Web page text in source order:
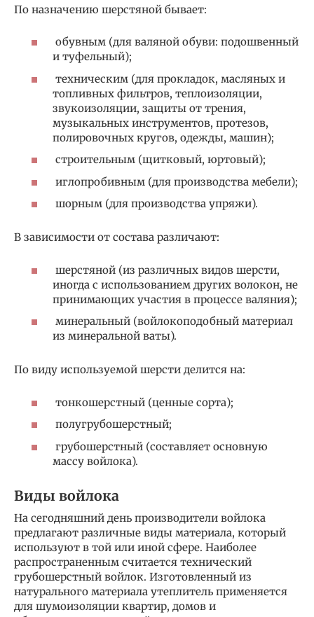
По назначению шерстяной бывает:
обувным (для валяной обуви: подошвенный
и туфельный);
техническим (для прокладок, масляных и
топливных фильтров, теплоизоляции,
звукоизоляции, защиты от трения,
музыкальных инструментов, протезов,
полировочных кругов, одежды, машин);
строительным (щитковый, юртовый);
иглопробивным (для производства мебели);
шорным (для производства упряжи).
В зависимости от состава различают:
шерстяной (из различных видов шерсти,
иногда с использованием других волокон, не
принимающих участия в процессе валяния);
минеральный (войлокоподобный материал
из минеральной ваты).
По виду используемой шерсти делится на:
тонкошерстный (ценные сорта);
полугрубошерстный;
грубошерстный (составляет основную
массу войлока).
Виды войлока
На сегодняшний день производители войлока
предлагают различные виды материала, который
используют в той или иной сфере. Наиболее
распространенным считается технический
грубошерстный войлок. Изготовленный из
натурального материала утеплитель применяется
для шумоизоляции квартир, домов и